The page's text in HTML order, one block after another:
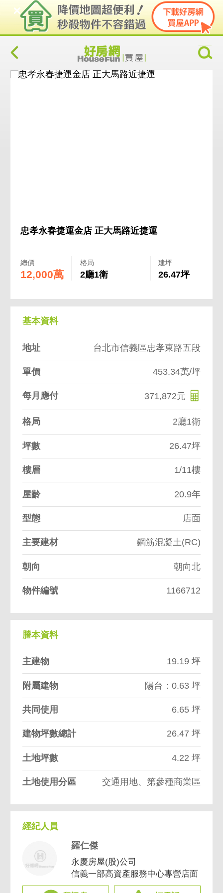
忠孝永春捷運金店 正大馬路近捷運
總價
12,000萬
格局
2廳1衛
建坪
26.47坪
基本資料
地址 台北市信義區忠孝東路五段
單價 453.34萬/坪
每月應付 371,872元
格局 2廳1衛
坪數 26.47坪
樓層 1/11樓
屋齡 20.9年
型態 店面
主要建材 鋼筋混凝土(RC)
朝向 朝向北
物件編號 1166712
謄本資料
主建物 19.19 坪
附屬建物 陽台：0.63 坪
共同使用 6.65 坪
建物坪數總計 26.47 坪
土地坪數 4.22 坪
土地使用分區 交通用地、第參種商業區
經紀人員
羅仁傑
永慶房屋(股)公司
信義一部高資產服務中心專營店面